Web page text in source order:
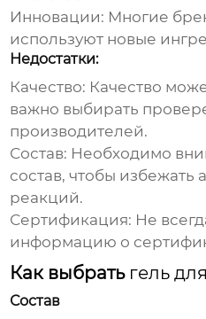
Инновации: Многие
используют новые
Недостатки:
Качество: Качество
важно выбирать
производителей.
Состав: Необходимо
состав, чтобы избежать
реакций.
Сертификация: Не
информацию о
Как выбрать гель
Состав